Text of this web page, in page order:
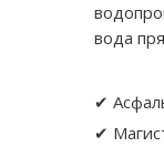
вода
✔
✔